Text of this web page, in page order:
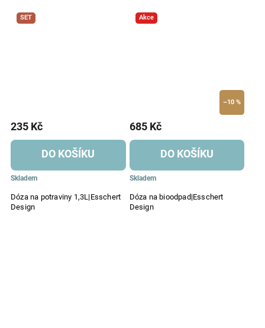
SET
Dóza na potraviny 1,3L|Esschert
Design
Skladem
235 Kč
DO KOŠÍKU
Akce
–10 %
Dóza na bioodpad|Esschert
Design
Skladem
685 Kč
DO KOŠÍKU